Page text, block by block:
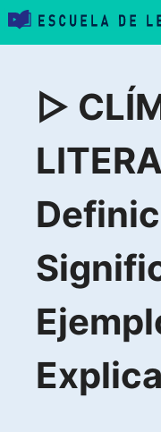
Saltar
contenido
▷